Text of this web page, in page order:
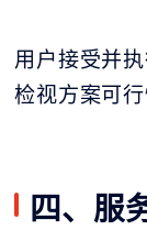
用户接受并
检视方案可行
四、服